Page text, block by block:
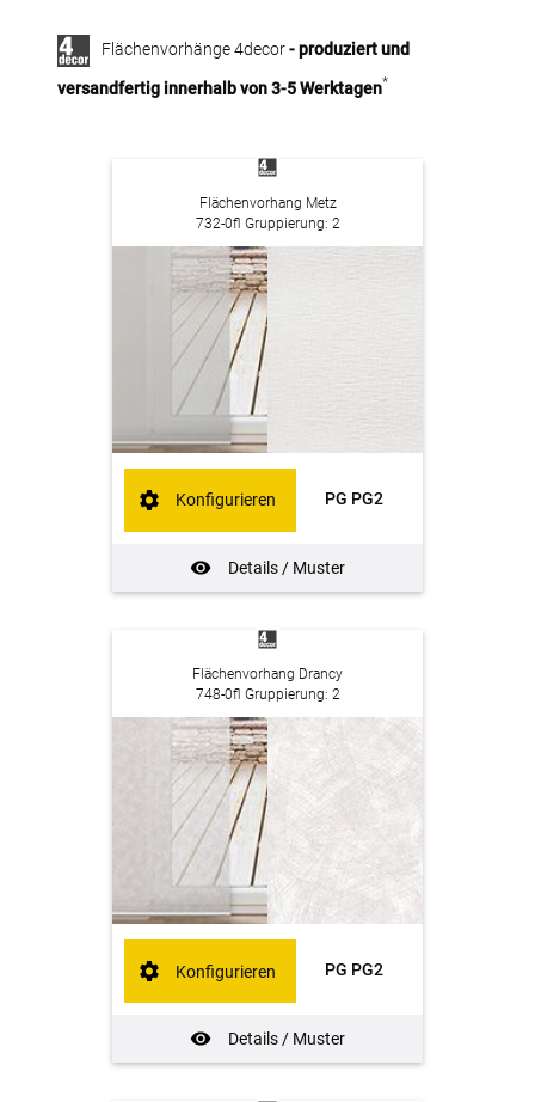
Flächenvorhänge 4decor- produziert und
versandfertig innerhalb von 3-5 Werktagen*
Flächenvorhang Metz
732-0fl Gruppierung: 2
PG PG2
Details / Muster
Konfigurieren
Flächenvorhang Drancy
748-0fl Gruppierung: 2
PG PG2
Details / Muster
Konfigurieren